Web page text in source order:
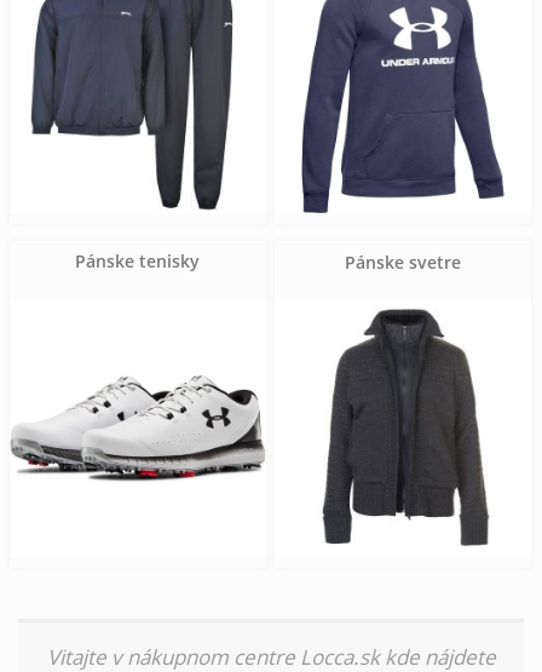
Pánske tenisky Pánske svetre
Vitajte v nákupnom centre Locca.sk kde nájdete